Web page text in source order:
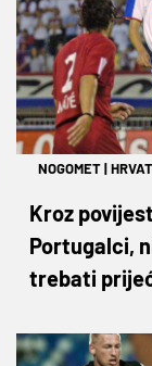
NOGOMET|
Kroz
Portugalci,
trebati